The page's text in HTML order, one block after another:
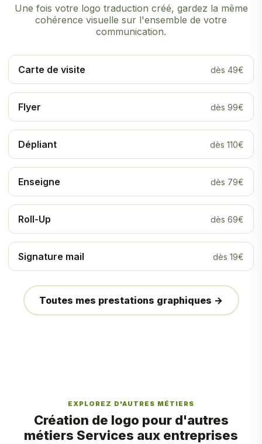
Une fois votre logo traduction créé, gardez la même
cohérence visuelle sur l'ensemble de votre
communication.
Carte de visite dès 49€
Flyer dès 99€
Dépliant dès 110€
Enseigne dès 79€
Roll-Up dès 69€
Signature mail dès 19€
Toutes mes prestations graphiques →
EXPLOREZ D'AUTRES MÉTIERS
Création de logo pour d'autres
métiers Services aux entreprises